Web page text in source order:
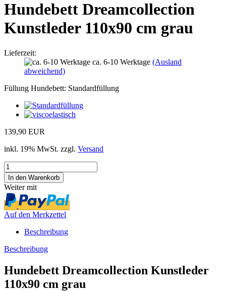
Hundebett Dreamcollection
Kunstleder 110x90 cm grau
Lieferzeit:
ca. 6-10 Werktage (Ausland
abweichend)
Füllung Hundebett: Standardfüllung
139,90 EUR
inkl. 19% MwSt. zzgl. Versand
Weiter mit
Auf den Merkzettel
Beschreibung
Beschreibung
Hundebett Dreamcollection Kunstleder
110x90 cm grau